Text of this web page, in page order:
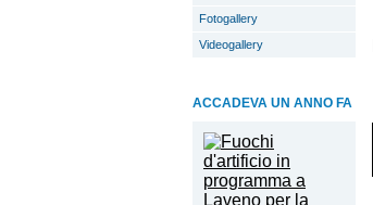
Fotogallery
Videogallery
ACCADEVA UN ANNO FA